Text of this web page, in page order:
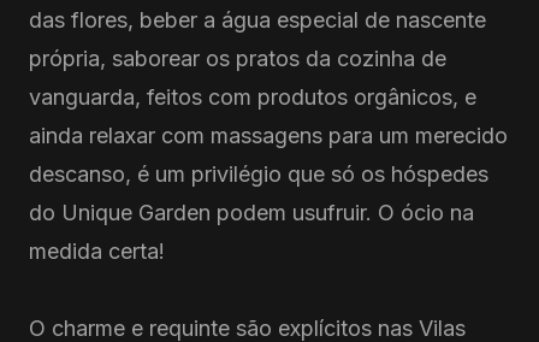
das flores, beber a água especial de nascente
própria, saborear os pratos da cozinha de
vanguarda, feitos com produtos orgânicos, e
ainda relaxar com massagens para um merecido
descanso, é um privilégio que só os hóspedes
do Unique Garden podem usufruir. O ócio na
medida certa!
O charme e requinte são explícitos nas Vilas